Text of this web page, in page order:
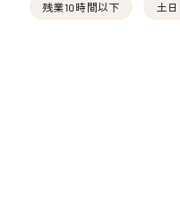
残業10時間以下 土